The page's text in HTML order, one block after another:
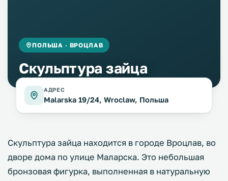
ПОЛЬША · ВРОЦЛАВ
Скульптура зайца
АДРЕС
Malarska 19/24, Wroclaw, Польша
Скульптура зайца находится в городе Вроцлав, во
дворе дома по улице Маларска. Это небольшая
бронзовая фигурка, выполненная в натуральную